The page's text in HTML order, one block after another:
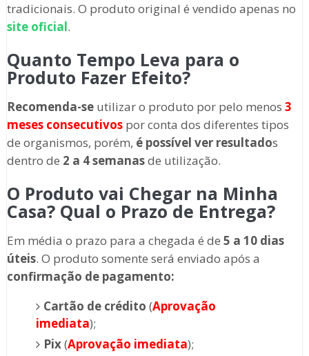
tradicionais. O produto original é vendido apenas no
site oficial.
Quanto Tempo Leva para o
Produto Fazer Efeito?
Recomenda-seutilizar o produto por pelo menos 3
meses consecutivospor conta dos diferentes tipos
de organismos, porém, é possível ver resultados
dentro de 2 a 4 semanasde utilização.
O Produto vai Chegar na Minha
Casa? Qual o Prazo de Entrega?
Em média o prazo para a chegada é de 5 a 10 dias
úteis. O produto somente será enviado após a
confirmação de pagamento:
Cartão de crédito (Aprovação
imediata);
Pix(Aprovação imediata);